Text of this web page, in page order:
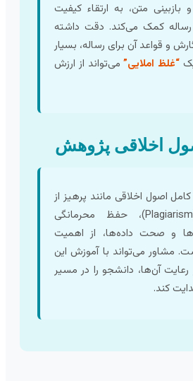
متن، به ارتقاء کیفیت
کمک می‌کند. دقت داشته
آن برای رساله، بسیار
املایی”می‌تواند از ارزش
اصول اخلاقی مانند پرهیز از
سرقت ادبی (Plagiarism)، حفظ محرمانگی
و صحت داده‌ها، از اهمیت
می‌تواند با آموزش این
آن‌ها، دانشجو را در مسیر